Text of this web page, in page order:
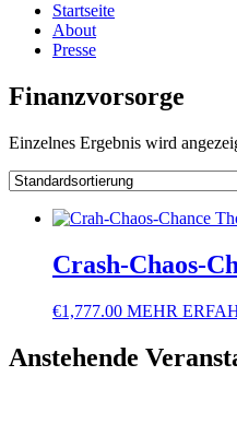
Startseite
About
Presse
Finanzvorsorge
Einzelnes Ergebnis wird
Crash-Chaos-
€1,777.00 MEHR
Anstehende